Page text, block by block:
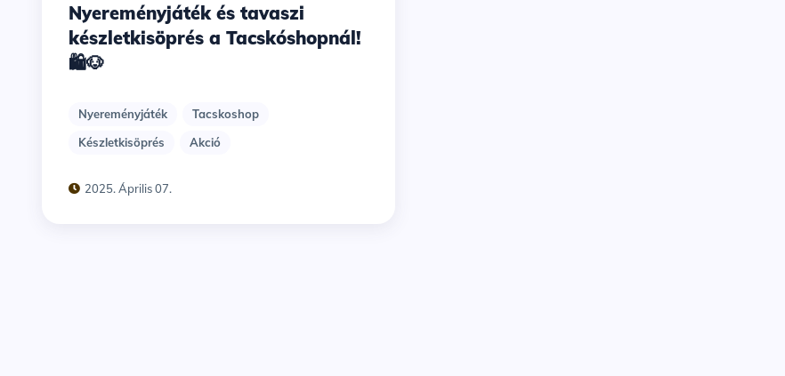
Nyereményjáték és tavaszi
készletkisöprés a Tacskóshopnál!
🛍️🐶
Nyereményjáték
Tacskoshop
Készletkisöprés
Akció
2025. Április 07.